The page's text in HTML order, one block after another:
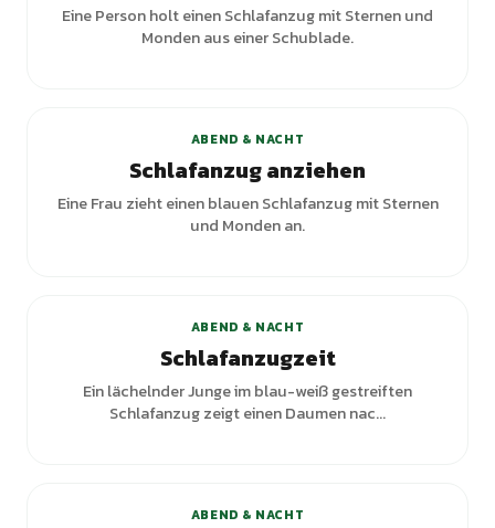
Eine Person holt einen Schlafanzug mit Sternen und
Monden aus einer Schublade.
ABEND & NACHT
Schlafanzug anziehen
Eine Frau zieht einen blauen Schlafanzug mit Sternen
und Monden an.
ABEND & NACHT
Schlafanzugzeit
Ein lächelnder Junge im blau-weiß gestreiften
Schlafanzug zeigt einen Daumen nac...
ABEND & NACHT